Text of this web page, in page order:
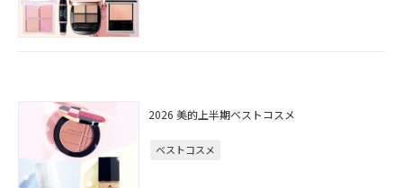
2026 美的上半期ベストコスメ
ベストコスメ